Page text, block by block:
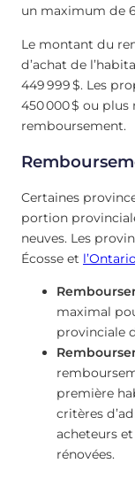
un maximum de
Le montant du
d’achat de
449 999 $. Les
450 000 $ ou
remboursement.
Certaines
portion
neuves. Les
Écosse et
maximal
provinciale
première
critères
acheteurs
rénovées.